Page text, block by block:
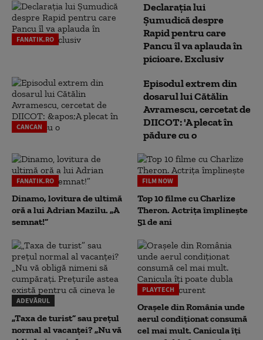
FANATIK.RO
Declarația lui
Șumudică despre
Rapid pentru care
Pancu îl va aplauda în
picioare. Exclusiv
CANCAN
Episodul extrem din
dosarul lui Cătălin
Avramescu, cercetat de
DIICOT: 'A plecat în
pădure cu o
FANATIK.RO
Dinamo, lovitura de ultimă
oră a lui Adrian Mazilu. „A
semnat!”
FILM NOW
Top 10 filme cu Charlize
Theron. Actrița împlinește
51 de ani
ADEVĂRUL
„Taxa de turist” sau prețul
normal al vacanței? „Nu vă
PLAYTECH
Orașele din România unde
aerul condiționat consumă
cel mai mult. Canicula îți